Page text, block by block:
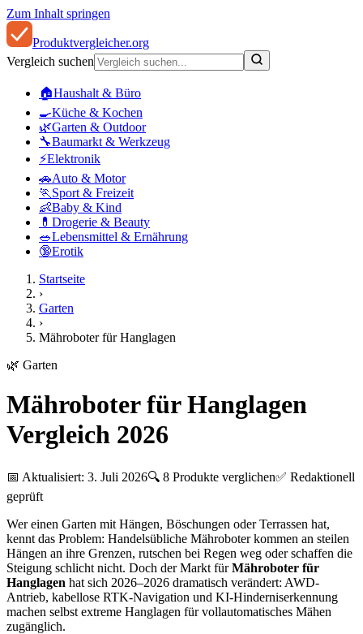
Zum Inhalt springen
Produktvergleicher.org
Vergleich suchen
🏠Haushalt & Büro
🍳Küche & Kochen
🌿Garten & Outdoor
🔧Baumarkt & Werkzeug
⚡Elektronik
🚗Auto & Motor
🏃 Sport & Freizeit
👶Baby & Kind
💊 Drogerie & Beauty
🥗Lebensmittel & Ernährung
🔞Erotik
Startseite
›
Garten
›
Mähroboter für Hanglagen
🌿 Garten
Mähroboter für Hanglagen
Vergleich 2026
📅 Aktualisiert: 3. Juli 2026🔍 8 Produkte verglichen✅ Redaktionell
geprüft
Wer einen Garten mit Hängen, Böschungen oder Terrassen hat,
kennt das Problem: Handelsübliche Mähroboter kommen an steilen
Hängen an ihre Grenzen, rutschen bei Regen weg oder schaffen die
Steigung schlicht nicht. Doch der Markt fürMähroboter für
Hanglagen hat sich 2026–2026 dramatisch verändert: AWD-
Antrieb, kabellose RTK-Navigation und KI-Hinderniserkennung
machen selbst extreme Hanglagen für vollautomatisches Mähen
zugänglich.